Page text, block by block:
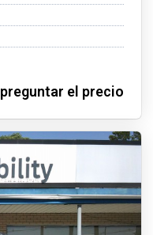
el precio